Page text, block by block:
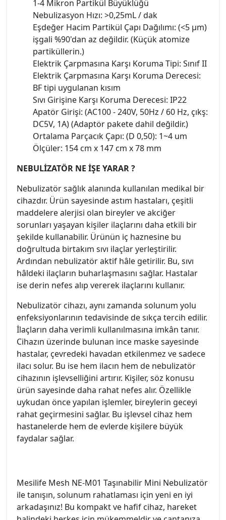
1-4 Mikron Partikül Büyüklüğü
Nebulizasyon Hızı: >0,25mL / dak
Eşdeğer Hacim Partikül Çapı Dağılımı: (<5 µm)
işgali %90'dan az değildir. (Küçük atomize
partiküllerin.)
Elektrik Çarpmasına Karşı Koruma Tipi: Sınıf II
Elektrik Çarpmasına Karşı Koruma Derecesi:
BF tipi uygulanan kısım
Sıvı Girişine Karşı Koruma Derecesi: IP22
Apatör Girişi: (AC100 - 240V, 50Hz / 60 Hz, çıkş:
DC5V, 1A) (Adaptör pakete dahil değildir.)
Ortalama Parçacık Çapı: (D 0,50): 1~4 um
Ölçüler: 154 cm x 147 cm x 78 mm
NEBULİZATÖR NE İŞE YARAR ?
Nebulizatör sağlık alanında kullanılan medikal bir
cihazdır. Ürün sayesinde astım hastaları, çeşitli
maddelere alerjisi olan bireyler ve akciğer
sorunları yaşayan kişiler ilaçlarını daha etkili bir
şekilde kullanabilir. Ürünün iç haznesine bu
doğrultuda birtakım sıvı ilaçlar yerleştirilir.
Ardından nebulizatör aktif hâle getirilir. Bu, sıvı
hâldeki ilaçların buharlaşmasını sağlar. Hastalar
ise derin nefes alıp vererek ilaçlarını kullanır.
Nebulizatör cihazı, aynı zamanda solunum yolu
enfeksiyonlarının tedavisinde de sıkça tercih edilir.
İlaçların daha verimli kullanılmasına imkân tanır.
Cihazın üzerinde bulunan ince maske sayesinde
hastalar, çevredeki havadan etkilenmez ve sadece
ilacı solur. Bu ise hem ilacın hem de nebulizatör
cihazının işlevselliğini artırır. Kişiler, söz konusu
ürün sayesinde daha rahat nefes alır. Özellikle
uykudan önce yapılan işlemler, bireylerin geceyi
rahat geçirmesini sağlar. Bu işlevsel cihaz hem
hastanelerde hem de evlerde kişilere büyük
faydalar sağlar.
Mesilife Mesh NE-M01 Taşınabilir Mini Nebulizatör
ile tanışın, solunum rahatlaması için yeni en iyi
arkadaşınız! Bu kompakt ve hafif cihaz, hareket